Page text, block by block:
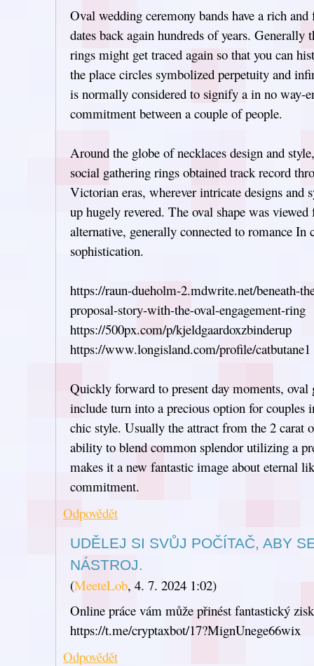
Oval wedding ceremony bands have a rich
dates back again hundreds of years. Generally
rings might get traced again so that you can
the place circles symbolized perpetuity and
is normally considered to signify a in no way-
commitment between a couple of people.
Around the globe of necklaces design and
social gathering rings obtained track record
Victorian eras, wherever intricate designs and
up hugely revered. The oval shape was
alternative, generally connected to romance
sophistication.
https://raun-dueholm-2.mdwrite.net/beneath-
proposal-story-with-the-oval-engagement-ring
https://500px.com/p/kjeldgaardoxzbinderup
https://www.longisland.com/profile/catbutane1
Quickly forward to present day moments, oval
include turn into a precious option for couples
chic style. Usually the attract from the 2 carat
ability to blend common splendor utilizing a
makes it a new fantastic image about eternal
commitment.
Odpovědět
UDĚLEJ SI SVŮJ POČÍTAČ, ABY
NÁSTROJ.
(MeeteLob, 4. 7. 2024 1:02)
Online práce vám může přinést fantastický
https://t.me/cryptaxbot/17?MignUnege66wix
Odpovědět